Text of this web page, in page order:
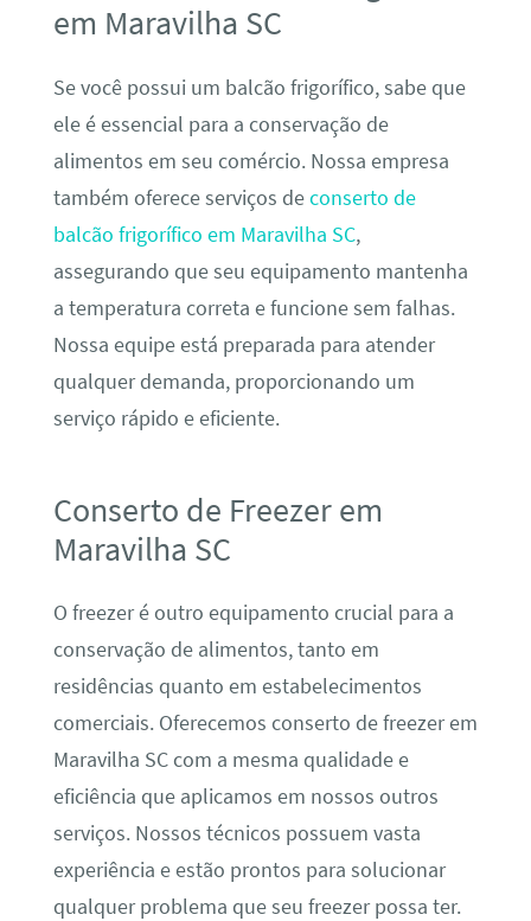
em Maravilha SC
Se você possui um balcão frigorífico, sabe que
ele é essencial para a conservação de
alimentos em seu comércio. Nossa empresa
também oferece serviços deconserto de
balcão frigorífico em Maravilha SC,
assegurando que seu equipamento mantenha
a temperatura correta e funcione sem falhas.
Nossa equipe está preparada para atender
qualquer demanda, proporcionando um
serviço rápido e eficiente.
Conserto de Freezer em
Maravilha SC
O freezer é outro equipamento crucial para a
conservação de alimentos, tanto em
residências quanto em estabelecimentos
comerciais. Oferecemos conserto de freezer em
Maravilha SC com a mesma qualidade e
eficiência que aplicamos em nossos outros
serviços. Nossos técnicos possuem vasta
experiência e estão prontos para solucionar
qualquer problema que seu freezer possa ter.